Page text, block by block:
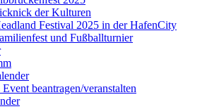
der Kulturen
Festival 2025 in der HafenCity
und Fußballturnier
Event beantragen/veranstalten